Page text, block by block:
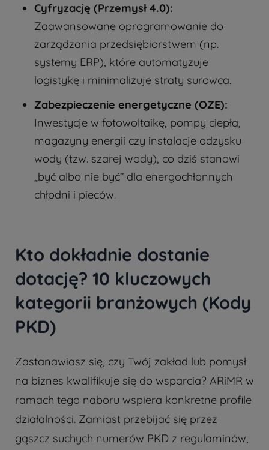
Cyfryzację (Przemysł 4.0):
Zaawansowane oprogramowanie do
zarządzania przedsiębiorstwem (np.
systemy ERP), które automatyzuje
logistykę i minimalizuje straty surowca.
Zabezpieczenie energetyczne (OZE):
Inwestycje w fotowoltaikę, pompy ciepła,
magazyny energii czy instalacje odzysku
wody (tzw. szarej wody), co dziś stanowi
„być albo nie być” dla energochłonnych
chłodni i pieców.
Kto dokładnie dostanie
dotację? 10 kluczowych
kategorii branżowych (Kody
PKD)
Zastanawiasz się, czy Twój zakład lub pomysł
na biznes kwalifikuje się do wsparcia? ARiMR w
ramach tego naboru wspiera konkretne profile
działalności. Zamiast przebijać się przez
gąszcz suchych numerów PKD z regulaminów,